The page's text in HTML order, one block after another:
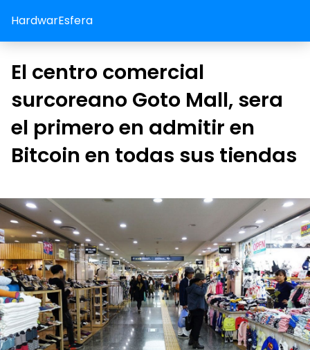
HardwarEsfera
El centro comercial
surcoreano Goto Mall, sera
el primero en admitir en
Bitcoin en todas sus tiendas